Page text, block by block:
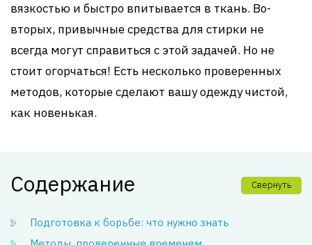
вязкостью и быстро впитывается в ткань. Во-
вторых, привычные средства для стирки не
всегда могут справиться с этой задачей. Но не
стоит огорчаться! Есть несколько проверенных
методов, которые сделают вашу одежду чистой,
как новенькая.
Содержание Свернуть
Подготовка к борьбе: что нужно знать